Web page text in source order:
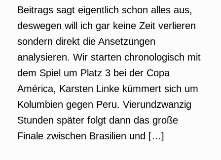
Beitrags sagt eigentlich schon alles aus,
deswegen will ich gar keine Zeit verlieren
sondern direkt die Ansetzungen
analysieren. Wir starten chronologisch mit
dem Spiel um Platz 3 bei der Copa
América, Karsten Linke kümmert sich um
Kolumbien gegen Peru. Vierundzwanzig
Stunden später folgt dann das große
Finale zwischen Brasilien und […]